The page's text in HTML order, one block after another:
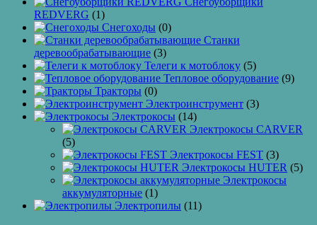
REDVERG (1)
Снегоходы (0)
Станки
деревообрабатывающие (3)
Телеги к мотоблоку (5)
Тепловое оборудование (9)
Тракторы (0)
Электроинструмент (3)
Электрокосы (14)
Электрокосы CARVER
(5)
Электрокосы FEST (3)
Электрокосы HUTER (5)
Электрокосы
аккумуляторные (1)
Электропилы (11)